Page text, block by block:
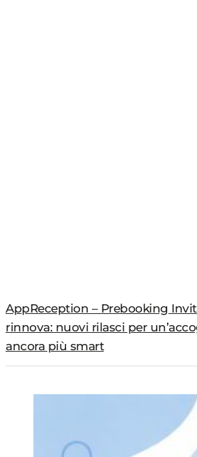
AppReception – Prebooking
rinnova: nuovi rilasci per
ancora più smart